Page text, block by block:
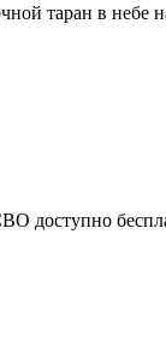
таран в небе
доступно